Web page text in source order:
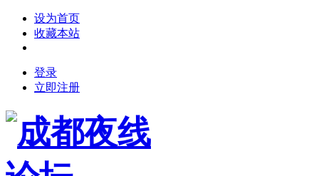
设为首页
收藏本站
登录
立即注册